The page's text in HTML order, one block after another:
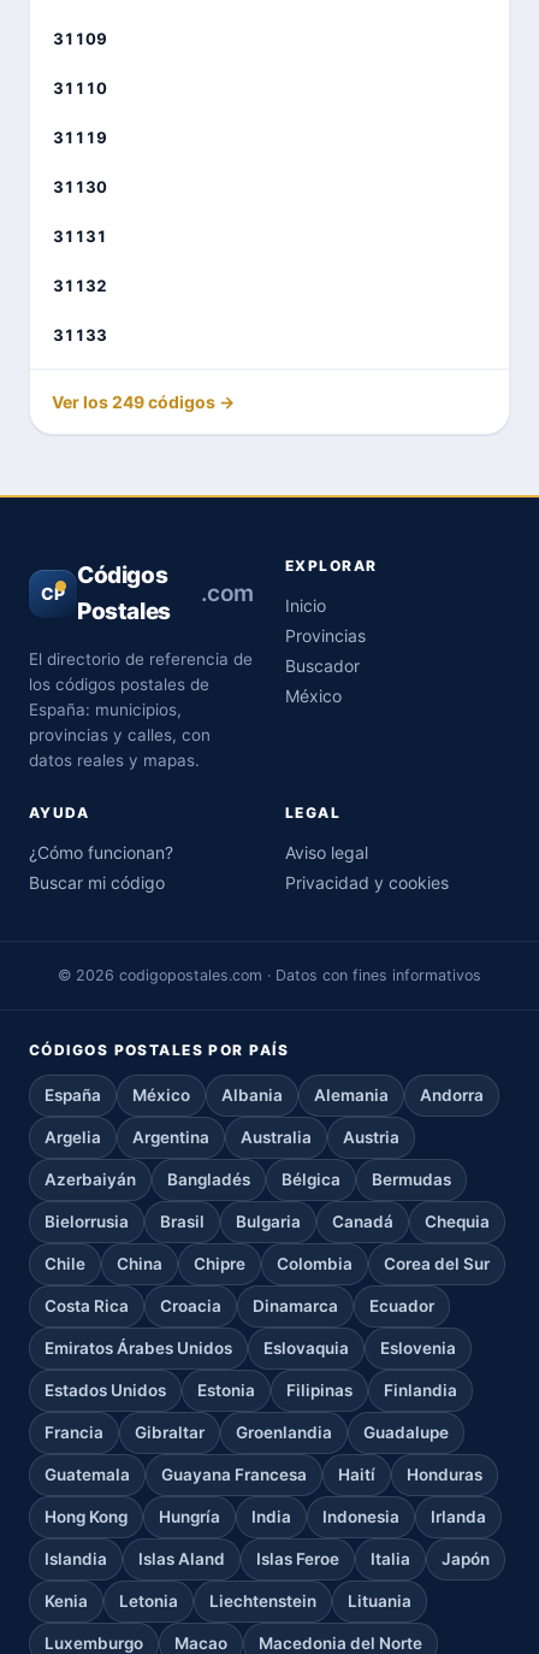
31109
31110
31119
31130
31131
31132
31133
Ver los 249 códigos →
CP
Códigos
Postales
.com
El directorio de referencia de
los códigos postales de
España: municipios,
provincias y calles, con
datos reales y mapas.
EXPLORAR
Inicio
Provincias
Buscador
México
AYUDA
¿Cómo funcionan?
Buscar mi código
LEGAL
Aviso legal
Privacidad y cookies
© 2026 codigopostales.com · Datos con fines informativos
CÓDIGOS POSTALES POR PAÍS
España México Albania Alemania Andorra
Argelia Argentina Australia Austria
Azerbaiyán Bangladés Bélgica Bermudas
Bielorrusia Brasil Bulgaria Canadá Chequia
Chile China Chipre Colombia Corea del Sur
Costa Rica Croacia Dinamarca Ecuador
Emiratos Árabes Unidos Eslovaquia Eslovenia
Estados Unidos Estonia Filipinas Finlandia
Francia Gibraltar Groenlandia Guadalupe
Guatemala Guayana Francesa Haití Honduras
Hong Kong Hungría India Indonesia Irlanda
Islandia Islas Aland Islas Feroe Italia Japón
Kenia Letonia Liechtenstein Lituania
Luxemburgo Macao Macedonia del Norte